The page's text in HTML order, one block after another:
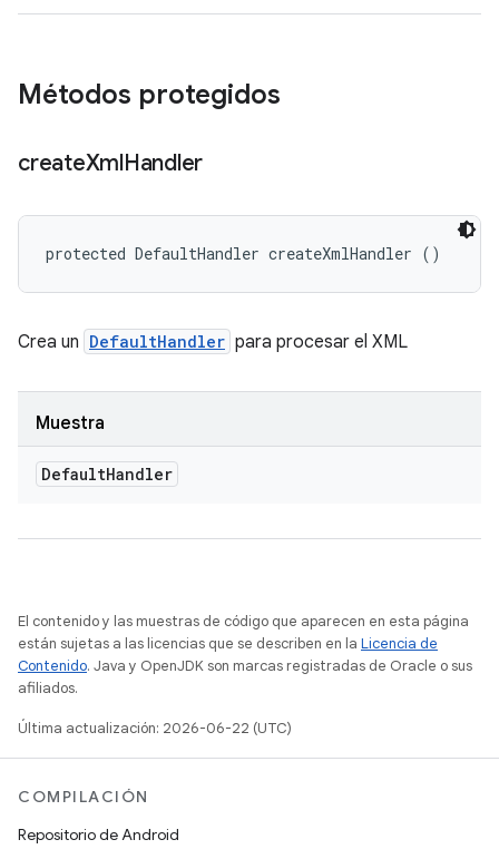
Métodos protegidos
createXmlHandler
protected DefaultHandler createXmlHandler ()
Crea un DefaultHandler para procesar el XML
Muestra
DefaultHandler
El contenido y las muestras de código que aparecen en esta página
están sujetas a las licencias que se describen en la Licencia de
Contenido. Java y OpenJDK son marcas registradas de Oracle o sus
afiliados.
Última actualización: 2026-06-22 (UTC)
COMPILACIÓN
Repositorio de Android